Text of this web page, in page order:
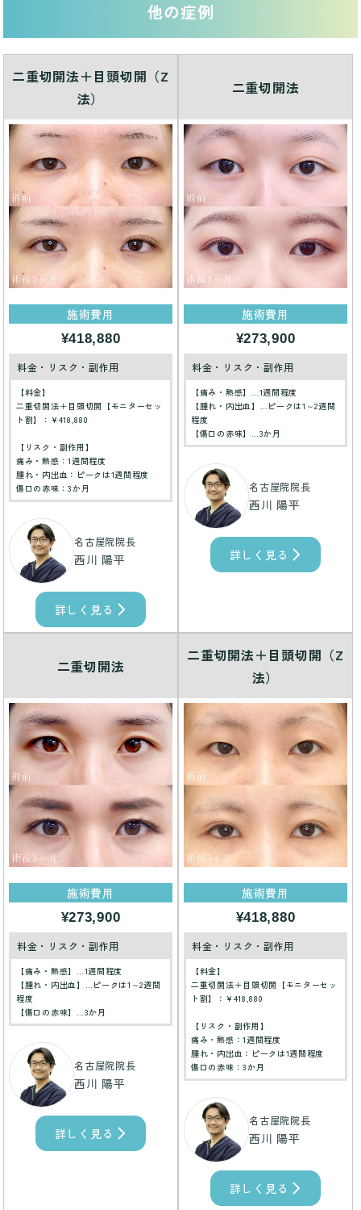
他の症例
二重切開法＋目頭切開（Z
法）
施術費用
¥418,880
料金・リスク・副作用
【料金】
二重切開法＋目頭切開【モニターセッ
ト割】：¥418,880
【リスク・副作用】
痛み・熱感：1週間程度
腫れ・内出血：ピークは1週間程度
傷口の赤味：3か月
名古屋院院長
西川 陽平
詳しく見る
二重切開法
施術費用
¥273,900
料金・リスク・副作用
【痛み・熱感】…1週間程度
【腫れ・内出血】…ピークは1～2週間
程度
【傷口の赤味】…3か月
名古屋院院長
西川 陽平
詳しく見る
二重切開法
施術費用
¥273,900
料金・リスク・副作用
【痛み・熱感】…1週間程度
【腫れ・内出血】…ピークは1～2週間
程度
【傷口の赤味】…3か月
名古屋院院長
西川 陽平
詳しく見る
二重切開法＋目頭切開（Z
法）
施術費用
¥418,880
料金・リスク・副作用
【料金】
二重切開法＋目頭切開【モニターセッ
ト割】：¥418,880
【リスク・副作用】
痛み・熱感：1週間程度
腫れ・内出血：ピークは1週間程度
傷口の赤味：3か月
名古屋院院長
西川 陽平
詳しく見る